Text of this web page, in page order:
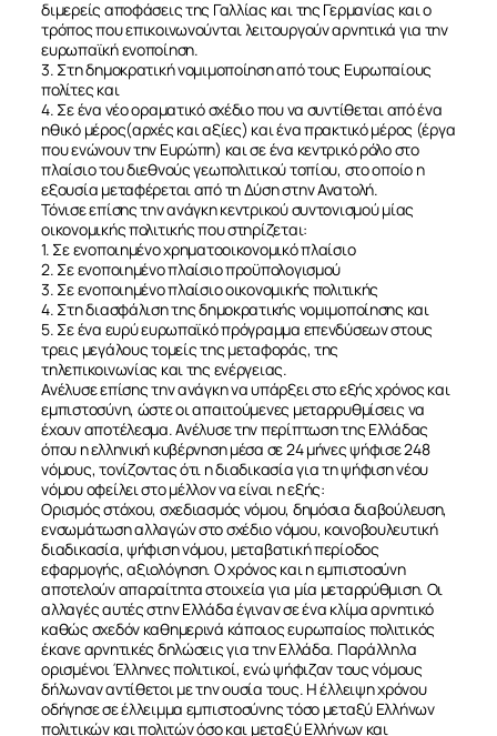
διμερείς αποφάσεις της Γαλλίας και της Γερμανίας και ο
τρόπος που επικοινωνούνται λειτουργούν αρνητικά για την
ευρωπαϊκή ενοποίηση.
3. Στη δημοκρατική νομιμοποίηση από τους Ευρωπαίους
πολίτες και
4. Σε ένα νέο οραματικό σχέδιο που να συντίθεται από ένα
ηθικό μέρος(αρχές και αξίες) και ένα πρακτικό μέρος (έργα
που ενώνουν την Ευρώπη) και σε ένα κεντρικό ρόλο στο
πλαίσιο του διεθνούς γεωπολιτικού τοπίου, στο οποίο η
εξουσία μεταφέρεται από τη Δύση στην Ανατολή.
Τόνισε επίσης την ανάγκη κεντρικού συντονισμού μίας
οικονομικής πολιτικής που στηρίζεται:
1. Σε ενοποιημένο χρηματοοικονομικό πλαίσιο
2. Σε ενοποιημένο πλαίσιο προϋπολογισμού
3. Σε ενοποιημένο πλαίσιο οικονομικής πολιτικής
4. Στη διασφάλιση της δημοκρατικής νομιμοποίησης και
5. Σε ένα ευρύ ευρωπαϊκό πρόγραμμα επενδύσεων στους
τρεις μεγάλους τομείς της μεταφοράς, της
τηλεπικοινωνίας και της ενέργειας.
Ανέλυσε επίσης την ανάγκη να υπάρξει στο εξής χρόνος και
εμπιστοσύνη, ώστε οι απαιτούμενες μεταρρυθμίσεις να
έχουν αποτέλεσμα. Ανέλυσε την περίπτωση της Ελλάδας
όπου η ελληνική κυβέρνηση μέσα σε 24 μήνες ψήφισε 248
νόμους, τονίζοντας ότι η διαδικασία για τη ψήφιση νέου
νόμου οφείλει στο μέλλον να είναι η εξής:
Ορισμός στόχου, σχεδιασμός νόμου, δημόσια διαβούλευση,
ενσωμάτωση αλλαγών στο σχέδιο νόμου, κοινοβουλευτική
διαδικασία, ψήφιση νόμου, μεταβατική περίοδος
εφαρμογής, αξιολόγηση. Ο χρόνος και η εμπιστοσύνη
αποτελούν απαραίτητα στοιχεία για μία μεταρρύθμιση. Οι
αλλαγές αυτές στην Ελλάδα έγιναν σε ένα κλίμα αρνητικό
καθώς σχεδόν καθημερινά κάποιος ευρωπαίος πολιτικός
έκανε αρνητικές δηλώσεις για την Ελλάδα. Παράλληλα
ορισμένοι Έλληνες πολιτικοί, ενώ ψήφιζαν τους νόμους
δήλωναν αντίθετοι με την ουσία τους. Η έλλειψη χρόνου
οδήγησε σε έλλειμμα εμπιστοσύνης τόσο μεταξύ Ελλήνων
πολιτικών και πολιτών όσο και μεταξύ Ελλήνων και